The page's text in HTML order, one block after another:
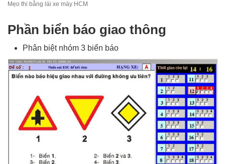
Mẹo thi bằng lái xe máy HCM
Phần biển báo giao thông
Phân biệt nhóm 3 biển báo